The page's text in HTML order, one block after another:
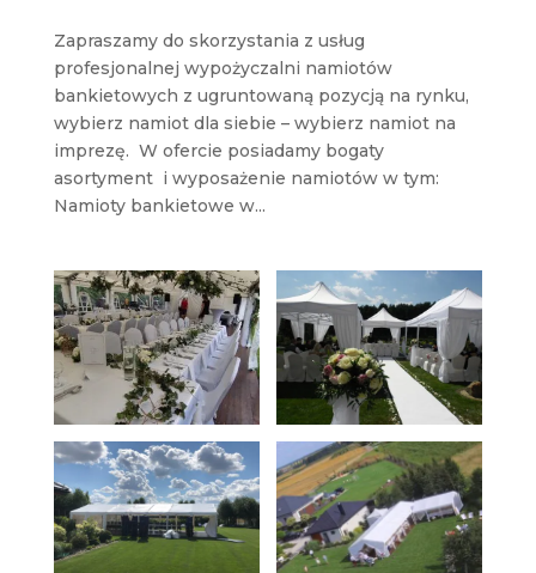
Zapraszamy do skorzystania z usług
profesjonalnej wypożyczalni namiotów
bankietowych z ugruntowaną pozycją na rynku,
wybierz namiot dla siebie – wybierz namiot na
imprezę. W ofercie posiadamy bogaty
asortyment i wyposażenie namiotów w tym:
Namioty bankietowe w...